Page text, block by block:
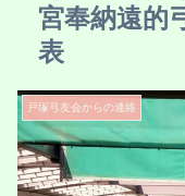
宮奉納遠的
表
戸塚弓友会からの連絡